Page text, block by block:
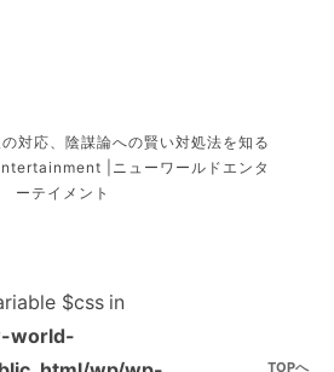
TOPへ
対応、陰謀論への賢い対処法を知る
|ニューワールドエンタ
ーテイメント
$css in
world-